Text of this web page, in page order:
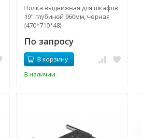
Полка выдвижная для шкафов
19" глубиной 960мм, черная
(470*710*48)
По запросу
В корзину
В наличии